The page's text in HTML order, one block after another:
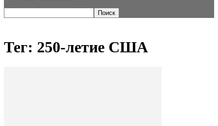
Тег: 250-летие США